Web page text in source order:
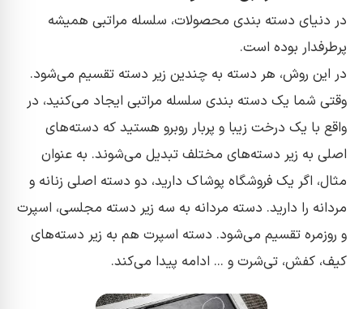
در دنیای دسته بندی محصولات، سلسله مراتبی همیشه
پرطرفدار بوده است.
در این روش، هر دسته به چندین زیر دسته تقسیم می‌شود.
وقتی شما یک دسته بندی سلسله مراتبی ایجاد می‌کنید، در
واقع با یک درخت زیبا و پربار روبرو هستید که دسته‌های
اصلی به زیر دسته‌های مختلف تبدیل می‌شوند. به عنوان
مثال، اگر یک فروشگاه پوشاک دارید، دو دسته اصلی زنانه و
مردانه را دارید. دسته مردانه به سه زیر دسته مجلسی، اسپرت
و روزمره تقسیم می‌شود. دسته اسپرت هم به زیر دسته‌های
کیف، کفش، تی‌شرت و ... ادامه پیدا می‌کند.